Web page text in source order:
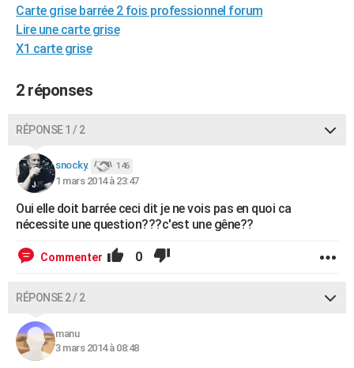
Dictionnaire
Biographies
Citations
Expressions
Proverbes
PROGRAMME TV
COPAINS D'AVANT
Carte grise barrée 2 fois professionnel forum
Lire une carte grise
X1 carte grise
2 réponses
RÉPONSE 1 / 2
snocky. 146
1 mars 2014 à 23:47
Oui elle doit barrée ceci dit je ne vois pas en quoi ca
nécessite une question???c'est une gêne??
Commenter 0
RÉPONSE 2 / 2
manu
3 mars 2014 à 08:48